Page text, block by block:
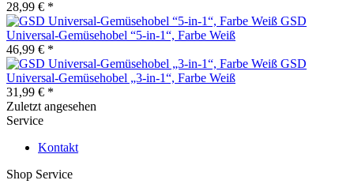
28,99 € *
GSD
Universal-Gemüsehobel “5-in-1“, Farbe Weiß
46,99 € *
GSD
Universal-Gemüsehobel „3-in-1“, Farbe Weiß
31,99 € *
Zuletzt angesehen
Service
Kontakt
Shop Service